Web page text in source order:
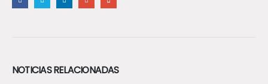
NOTICIAS RELACIONADAS